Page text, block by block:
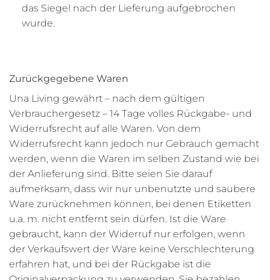
das Siegel nach der Lieferung aufgebrochen
wurde.
Zurückgegebene Waren
Una Living gewährt – nach dem gültigen
Verbrauchergesetz – 14 Tage volles Rückgabe- und
Widerrufsrecht auf alle Waren. Von dem
Widerrufsrecht kann jedoch nur Gebrauch gemacht
werden, wenn die Waren im selben Zustand wie bei
der Anlieferung sind. Bitte seien Sie darauf
aufmerksam, dass wir nur unbenutzte und saubere
Ware zurücknehmen können, bei denen Etiketten
u.a. m. nicht entfernt sein dürfen. Ist die Ware
gebraucht, kann der Widerruf nur erfolgen, wenn
der Verkaufswert der Ware keine Verschlechterung
erfahren hat, und bei der Rückgabe ist die